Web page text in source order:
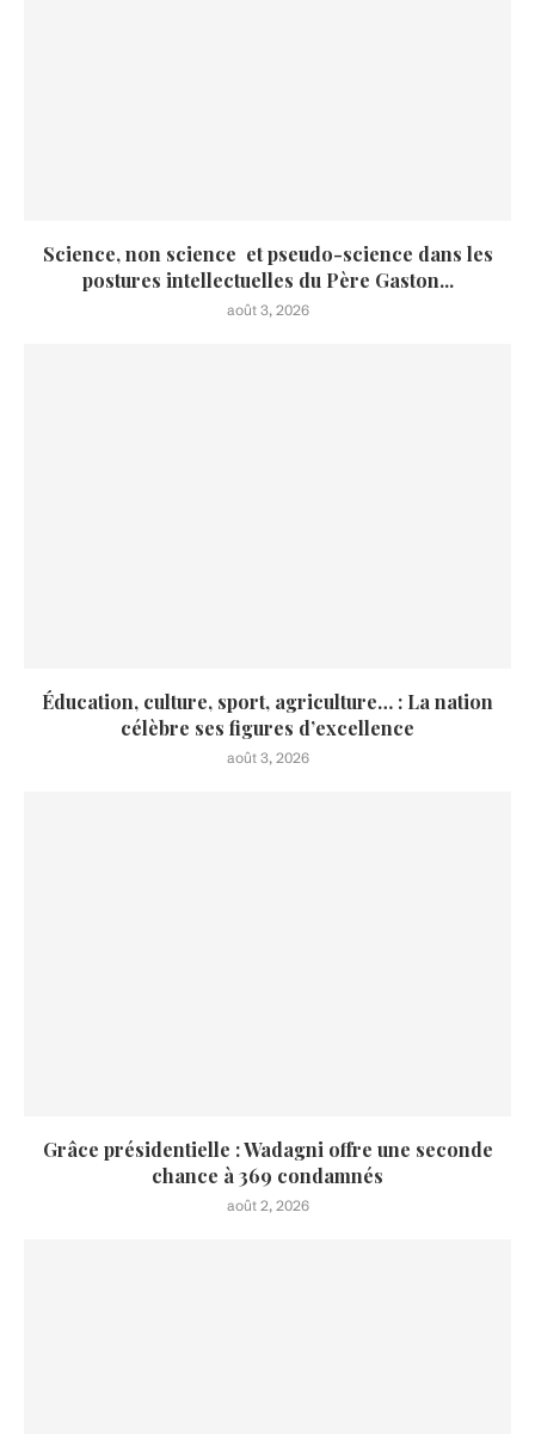
Science, non science et pseudo-science dans les
postures intellectuelles du Père Gaston...
août 3, 2026
Éducation, culture, sport, agriculture… : La nation
célèbre ses figures d’excellence
août 3, 2026
Grâce présidentielle : Wadagni offre une seconde
chance à 369 condamnés
août 2, 2026